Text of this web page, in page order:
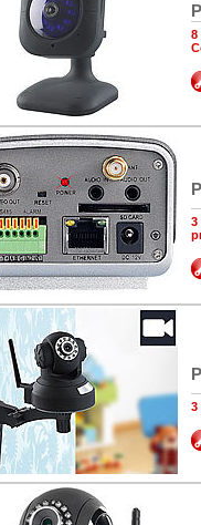
8
3
3